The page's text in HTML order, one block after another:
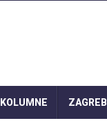
KOLUMNE ZAGREB